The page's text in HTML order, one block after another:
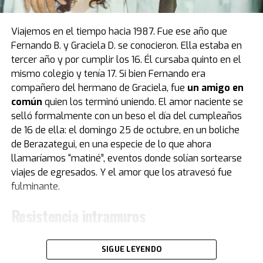
que recibió “Pelusa” tras conquistar la Copa del Mundo
deMéxico 1986, cortesía del por entonces presidente
del Napoli, Corrado Ferlaino.
El proceso para que las llaves de aquel mítico auto
deportivo llegaran a las manos de Maradona fue
caótico.
Guillermo Coppola, exmanager del Diez, tuvo
que convencer al mismísimo Enzo Ferrari de pintar de
negro un modelo que solo conocía el rojo. Luego,
gestionó la venta del coche en un aeropuerto por un
precio mayor al que había pagado originalmente, con el
fin de reconciliar a Ferlaino con Diego. Algo de esa
historia estuvo presente en Buenos Aires.
Cebollitas, pasando por mítico año 86 y llegando hasta
Viajemos en el tiempo hacia 1987. Fue ese año que
Fernando B. y Graciela D. se conocieron. Ella estaba en
tercer año y por cumplir los 16. Él cursaba quinto en el
mismo colegio y tenía 17. Si bien Fernando era
compañero del hermano de Graciela, fue un amigo en
común quien los terminó uniendo. El amor naciente se
selló formalmente con un beso el día del cumpleaños
de 16 de ella: el domingo 25 de octubre, en un boliche
de Berazategui, en una especie de lo que ahora
llamaríamos “matiné”, eventos donde solían sortearse
viajes de egresados. Y el amor que los atravesó fue
fulminante.
Fernando cuenta que con su compañero y hermano de
Graciela eran “como el agua y el aceite. Te hago una
SIGUE LEYENDO